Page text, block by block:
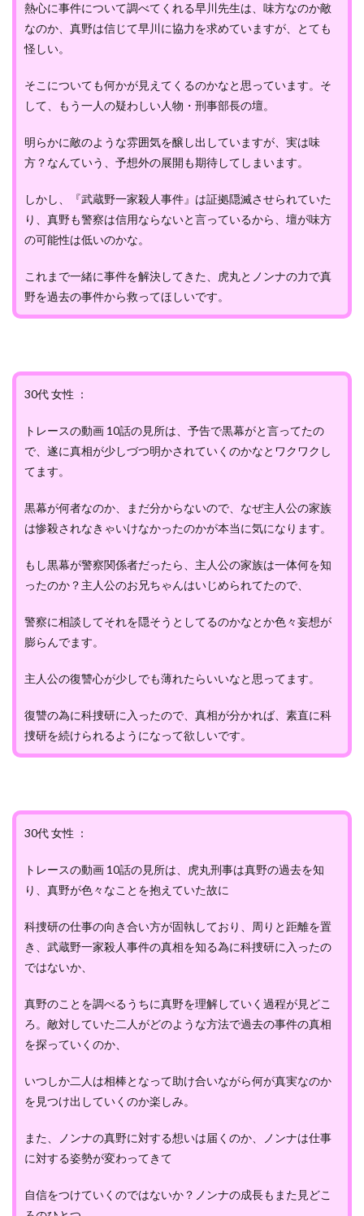
熱心に事件について調べてくれる早川先生は、味方なのか敵
なのか、真野は信じて早川に協力を求めていますが、とても
怪しい。
そこについても何かが見えてくるのかなと思っています。そ
して、もう一人の疑わしい人物・刑事部長の壇。
明らかに敵のような雰囲気を醸し出していますが、実は味
方？なんていう、予想外の展開も期待してしまいます。
しかし、『武蔵野一家殺人事件』は証拠隠滅させられていた
り、真野も警察は信用ならないと言っているから、壇が味方
の可能性は低いのかな。
これまで一緒に事件を解決してきた、虎丸とノンナの力で真
野を過去の事件から救ってほしいです。
30代 女性 ：
トレースの動画 10話の見所は、予告で黒幕がと言ってたの
で、遂に真相が少しづつ明かされていくのかなとワクワクし
てます。
黒幕が何者なのか、まだ分からないので、なぜ主人公の家族
は惨殺されなきゃいけなかったのかが本当に気になります。
もし黒幕が警察関係者だったら、主人公の家族は一体何を知
ったのか？主人公のお兄ちゃんはいじめられてたので、
警察に相談してそれを隠そうとしてるのかなとか色々妄想が
膨らんでます。
主人公の復讐心が少しでも薄れたらいいなと思ってます。
復讐の為に科捜研に入ったので、真相が分かれば、素直に科
捜研を続けられるようになって欲しいです。
30代 女性 ：
トレースの動画 10話の見所は、虎丸刑事は真野の過去を知
り、真野が色々なことを抱えていた故に
科捜研の仕事の向き合い方が固執しており、周りと距離を置
き、武蔵野一家殺人事件の真相を知る為に科捜研に入ったの
ではないか、
真野のことを調べるうちに真野を理解していく過程が見どこ
ろ。敵対していた二人がどのような方法で過去の事件の真相
を探っていくのか、
いつしか二人は相棒となって助け合いながら何が真実なのか
を見つけ出していくのか楽しみ。
また、ノンナの真野に対する想いは届くのか、ノンナは仕事
に対する姿勢が変わってきて
自信をつけていくのではないか？ノンナの成長もまた見どこ